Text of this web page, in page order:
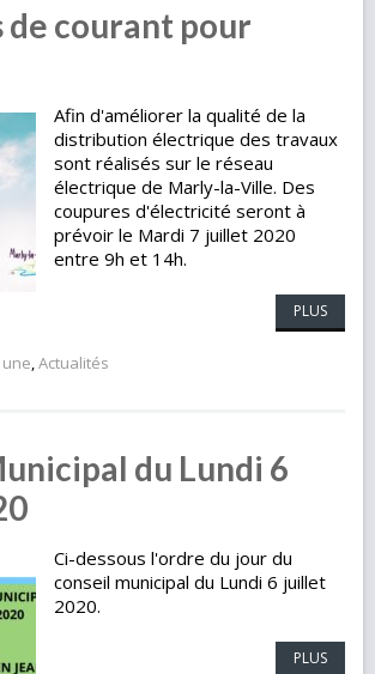
de courant pour
Afin d'améliorer la qualité de la
distribution électrique des travaux
sont réalisés sur le réseau
électrique de Marly-la-Ville. Des
coupures d'électricité seront à
prévoir le Mardi 7 juillet 2020
entre 9h et 14h.
PLUS
une,Actualités
du Lundi 6
Ci-dessous l'ordre du jour du
conseil municipal du Lundi 6 juillet
2020.
PLUS